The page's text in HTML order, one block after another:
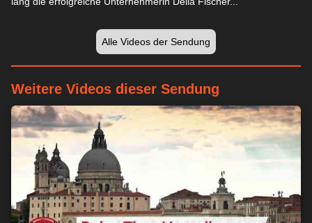
Alle Videos der Sendung
Weitere Videos dieser Sendung